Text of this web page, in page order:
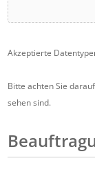
Akzeptierte
Bitte achten Sie
sehen sind.